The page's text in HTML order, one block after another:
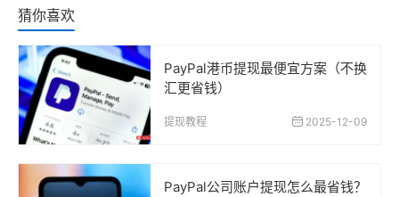
猜你喜欢
PayPal港币提现最便宜方案（不换
汇更省钱）
提现教程 2025-12-09
PayPal公司账户提现怎么最省钱？